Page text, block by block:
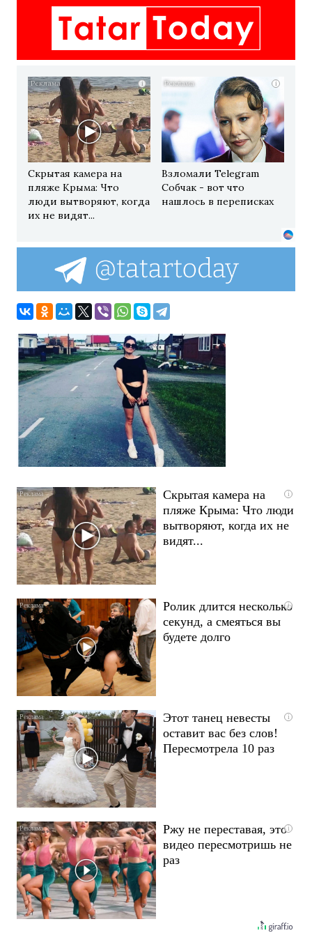
i
Скрытая камера на
пляже Крыма: Что
люди вытворяют, когда
их не видят...
i
Взломали Telegram
Собчак - вот что
нашлось в переписках
i
Скрытая камера на
пляже Крыма: Что люди
вытворяют, когда их не
видят...
i
Ролик длится несколько
секунд, а смеяться вы
будете долго
i
Этот танец невесты
оставит вас без слов!
Пересмотрела 10 раз
i
Ржу не переставая, это
видео пересмотришь не
раз